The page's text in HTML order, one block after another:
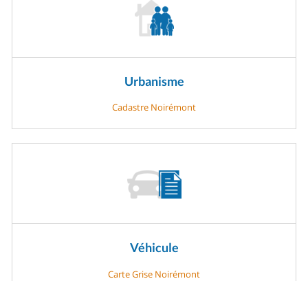
Urbanisme
Cadastre Noirémont
Véhicule
Carte Grise Noirémont